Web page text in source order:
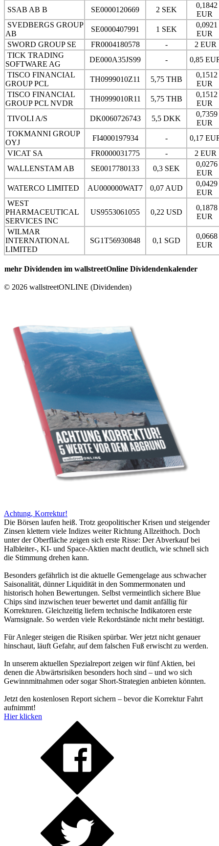
SSAB AB B
SE0000120669 2 SEK
0,1842
EUR
SVEDBERGS GROUP
AB
SE0000407991 1 SEK
0,0921
EUR
SWORD GROUP SE
FR0004180578 -
2 EUR
TICK TRADING
SOFTWARE AG
DE000A35JS99 -
0,85
TISCO FINANCIAL
GROUP PCL
TH0999010Z11 5,75 THB
0,1512
EUR
TISCO FINANCIAL
GROUP PCL NVDR
TH0999010R11 5,75 THB
0,1512
EUR
TIVOLI A/S
DK0060726743 5,5 DKK
0,7359
EUR
TOKMANNI GROUP
OYJ
FI4000197934 -
0,17
VICAT SA
FR0000031775 -
2 EUR
WALLENSTAM AB
SE0017780133 0,3 SEK
0,0276
EUR
WATERCO LIMITED
AU000000WAT7 0,07 AUD
0,0429
EUR
WEST
PHARMACEUTICAL
SERVICES INC
US9553061055 0,22 USD
0,1878
EUR
WILMAR
INTERNATIONAL
LIMITED
SG1T56930848 0,1 SGD
0,0668
EUR
mehr Dividenden im wallstreetOnline Dividendenkalender
© 2026 wallstreetONLINE (Dividenden)
Achtung, Korrektur!
Die Börsen laufen heiß. Trotz geopolitischer Krisen und steigender
Zinsen klettern viele Indizes weiter Richtung Allzeithoch. Doch
unter der Oberfläche zeigen sich erste Risse: Der Abverkauf bei
Halbleiter-, KI- und Space-Aktien macht deutlich, wie schnell sich
die Stimmung drehen kann.
Besonders gefährlich ist die aktuelle Gemengelage aus schwacher
Saisonalität, dünner Liquidität in den Sommermonaten und
historisch hohen Bewertungen. Selbst vermeintlich sichere Blue
Chips sind inzwischen teuer bewertet und damit anfällig für
Korrekturen. Gleichzeitig liefern technische Indikatoren erste
Warnsignale. So werden viele Rekordstände nicht mehr bestätigt.
Für Anleger steigen die Risiken spürbar. Wer jetzt nicht genauer
hinschaut, läuft Gefahr, auf dem falschen Fuß erwischt zu werden.
In unserem aktuellen Spezialreport zeigen wir fünf Aktien, bei
denen die Abwärtsrisiken besonders hoch sind – und wo sich
Gewinnmitnahmen oder sogar Short-Strategien anbieten könnten.
Jetzt den kostenlosen Report sichern – bevor die Korrektur Fahrt
aufnimmt!
Hier klicken